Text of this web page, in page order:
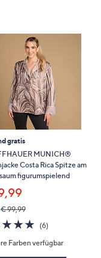
gratis
MUNICH®
Costa Rica Spitze am
figurumspielend
€ 99,99
5.0
von
5
(6)6
Farben verfügbar